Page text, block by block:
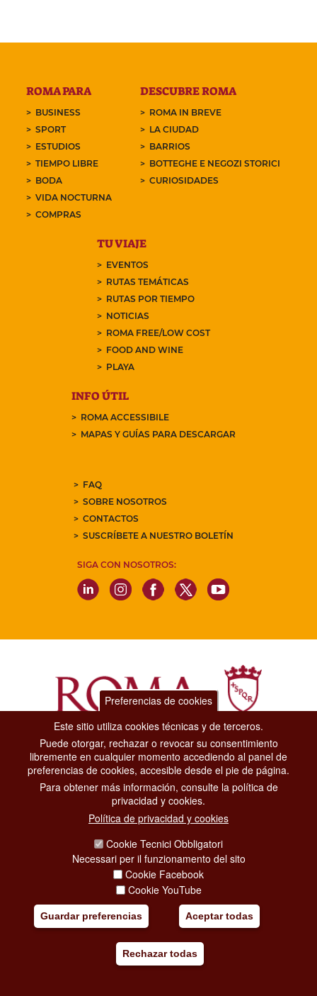
ROMA PARA
BUSINESS
SPORT
ESTUDIOS
TIEMPO LIBRE
BODA
VIDA NOCTURNA
COMPRAS
DESCUBRE ROMA
ROMA IN BREVE
LA CIUDAD
BARRIOS
BOTTEGHE E NEGOZI STORICI
CURIOSIDADES
TU VIAJE
EVENTOS
RUTAS TEMÁTICAS
RUTAS POR TIEMPO
NOTICIAS
ROMA FREE/LOW COST
FOOD AND WINE
PLAYA
INFO ÚTIL
ROMA ACCESSIBILE
MAPAS Y GUÍAS PARA DESCARGAR
FAQ
SOBRE NOSOTROS
CONTACTOS
SUSCRÍBETE A NUESTRO BOLETÍN
SIGA CON NOSOTROS:
Dipartimento Grandi Eventi, Sport, Turismo e Moda.
Via di San Basilio, 51
00187 Roma
CONTACT CENTER TEL. 06 06 08
CONTATTA LA REDAZIONE
SOCIAL MEDIA POLICY
COPYRIGHT
Preferencias de cookies
Este sitio utiliza cookies técnicas y de terceros.
Puede otorgar, rechazar o revocar su consentimiento
libremente en cualquier momento accediendo al panel de
preferencias de cookies, accesible desde el pie de página.
Para obtener más información, consulte la política de
privacidad y cookies.
Política de privacidad y cookies
Cookie Tecnici Obbligatori
Necessari per il funzionamento del sito
Cookie Facebook
Cookie YouTube
Guardar preferencias Aceptar todas
Rechazar todas